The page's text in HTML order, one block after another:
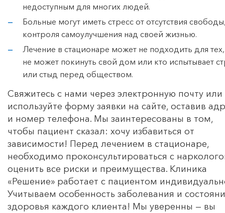
недоступным для многих людей.
Больные могут иметь стресс от отсутствия
контроля самоулучшения над своей жизнью.
Лечение в стационаре может не подходить для
не может покинуть свой дом или кто испытывает
или стыд перед обществом.
Свяжитесь с нами через электронную почту или
используйте форму заявки на сайте, оставив
и номер телефона. Мы заинтересованы в том,
чтобы пациент сказал: хочу избавиться от
зависимости! Перед лечением в стационаре,
необходимо проконсультироваться с
оценить все риски и преимущества. Клиника
«Решение» работает с пациентом
Учитываем особенность заболевания и
здоровья каждого клиента! Мы уверенны — вы